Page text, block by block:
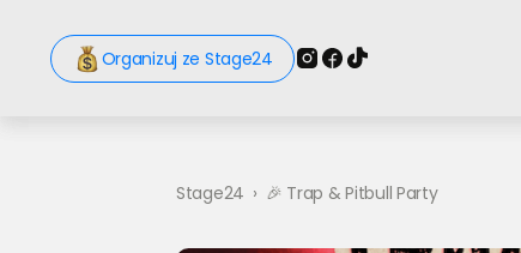
Organizuj ze Stage24
Stage24 › 🎉 Trap & Pitbull Party